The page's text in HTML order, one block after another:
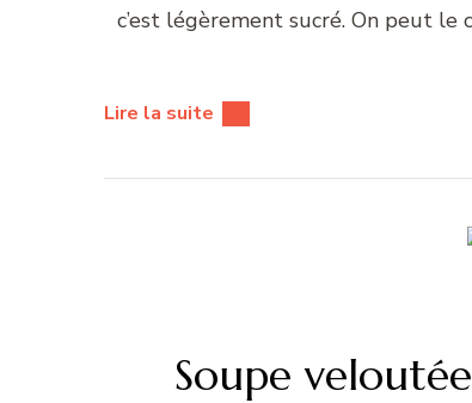
c’est légèrement sucré. On peut le
Lire la suite
Soupe